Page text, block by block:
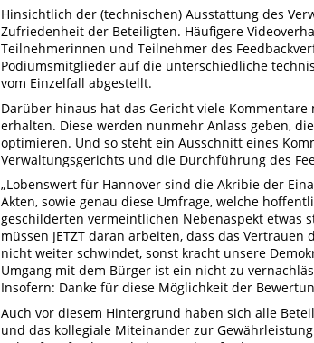
Hinsichtlich der (technischen) Ausstattung des
Zufriedenheit der Beteiligten. Häufigere
Teilnehmerinnen und Teilnehmer des
Podiumsmitglieder auf die unterschiedliche
vom Einzelfall abgestellt.
Darüber hinaus hat das Gericht viele
erhalten. Diese werden nunmehr Anlass geben,
optimieren. Und so steht ein Ausschnitt eines
Verwaltungsgerichts und die Durchführung des
„Lobenswert für Hannover sind die Akribie der
Akten, sowie genau diese Umfrage, welche
geschilderten vermeintlichen Nebenaspekt etwas
müssen JETZT daran arbeiten, dass das Vertrauen
nicht weiter schwindet, sonst kracht unsere
Umgang mit dem Bürger ist ein nicht zu
Insofern: Danke für diese Möglichkeit der
Auch vor diesem Hintergrund haben sich alle
und das kollegiale Miteinander zur